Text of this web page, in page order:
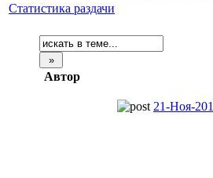
Статистика раздачи
Автор
21-Ноя-